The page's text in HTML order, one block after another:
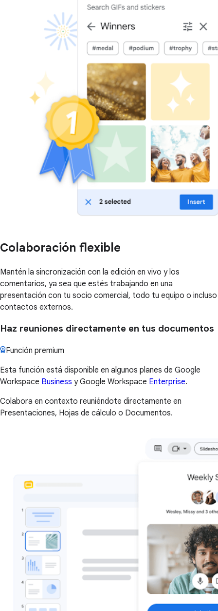
Colaboración flexible
Mantén la sincronización con la edición en vivo y los
comentarios, ya sea que estés trabajando en una
presentación con tu socio comercial, todo tu equipo o incluso
contactos externos.
Haz reuniones directamente en tus documentos
Función premium
Esta función está disponible en algunos planes de Google
Workspace Business y Google Workspace Enterprise.
Colabora en contexto reuniéndote directamente en
Presentaciones, Hojas de cálculo o Documentos.